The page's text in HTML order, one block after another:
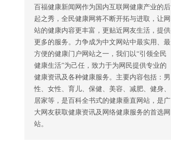
百福健康新闻网作为国内互联网健康产业的后
起之秀，全民健康网将不断开拓与进取，让网
站的健康内容更丰富，更贴近网友生活，提供
更多的服务。力争成为中文网站中最实用、最
方便的健康门户网站之一，我们以“引领全民
健康生活”为己任，致力于为网民提供专业的
健康资讯及各种健康服务。主要内容包括：男
性、女性、育儿、保健、美容、减肥、健身、
居家等，是百科全书式的健康垂直网站，是广
大网友获取健康资讯及网络健康服务的首选网
站。